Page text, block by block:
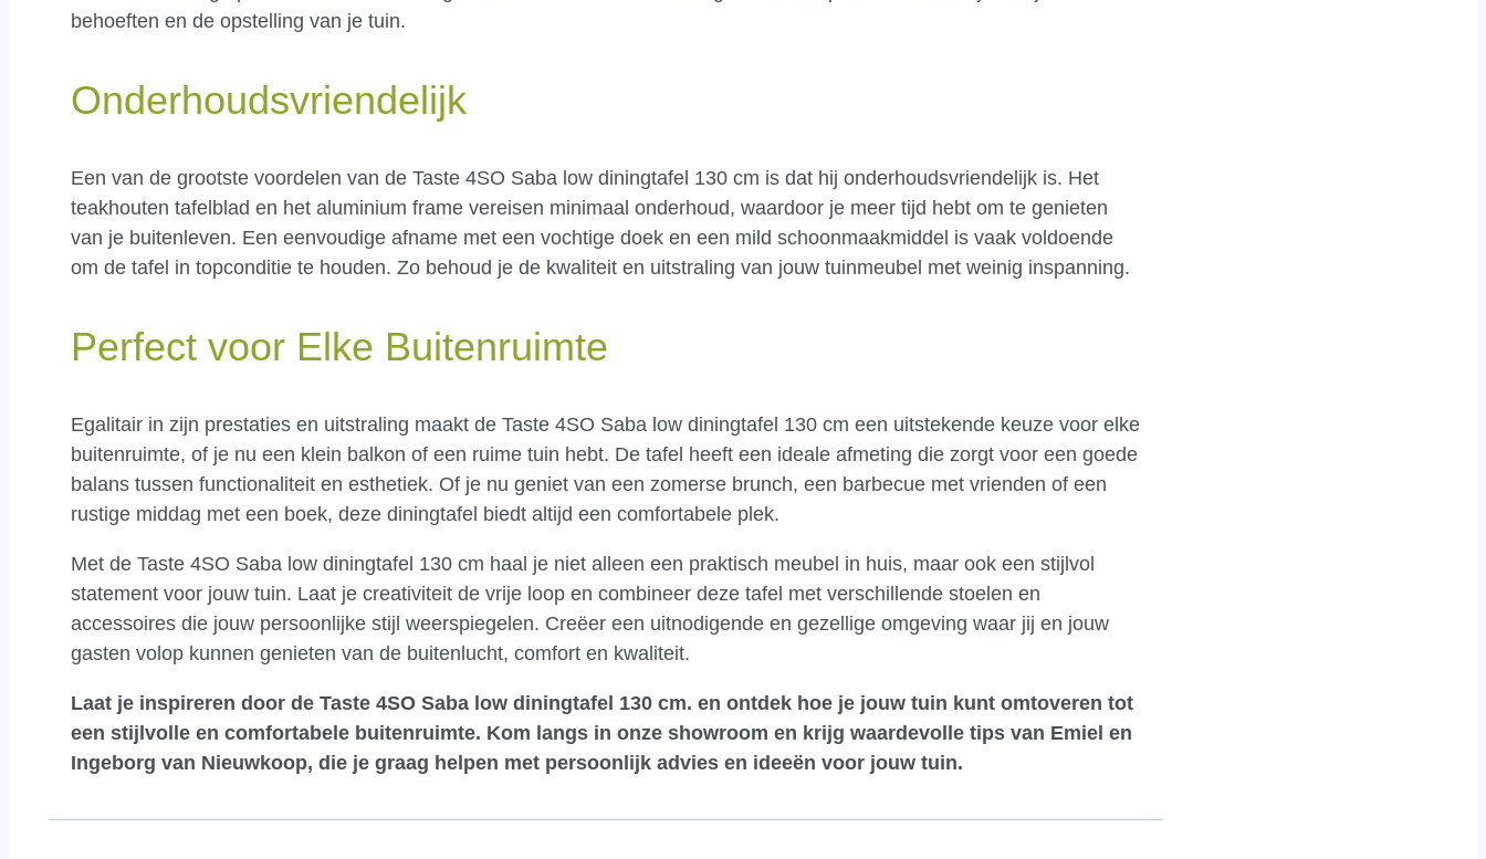
behoeften en de opstelling van je tuin.
Onderhoudsvriendelijk
Een van de grootste voordelen van de Taste 4SO Saba low diningtafel 130 cm is dat hij onderhoudsvriendelijk is. Het
teakhouten tafelblad en het aluminium frame vereisen minimaal onderhoud, waardoor je meer tijd hebt om te genieten
van je buitenleven. Een eenvoudige afname met een vochtige doek en een mild schoonmaakmiddel is vaak voldoende
om de tafel in topconditie te houden. Zo behoud je de kwaliteit en uitstraling van jouw tuinmeubel met weinig inspanning.
Perfect voor Elke Buitenruimte
Egalitair in zijn prestaties en uitstraling maakt de Taste 4SO Saba low diningtafel 130 cm een uitstekende keuze voor elke
buitenruimte, of je nu een klein balkon of een ruime tuin hebt. De tafel heeft een ideale afmeting die zorgt voor een goede
balans tussen functionaliteit en esthetiek. Of je nu geniet van een zomerse brunch, een barbecue met vrienden of een
rustige middag met een boek, deze diningtafel biedt altijd een comfortabele plek.
Met de Taste 4SO Saba low diningtafel 130 cm haal je niet alleen een praktisch meubel in huis, maar ook een stijlvol
statement voor jouw tuin. Laat je creativiteit de vrije loop en combineer deze tafel met verschillende stoelen en
accessoires die jouw persoonlijke stijl weerspiegelen. Creëer een uitnodigende en gezellige omgeving waar jij en jouw
gasten volop kunnen genieten van de buitenlucht, comfort en kwaliteit.
Laat je inspireren door de Taste 4SO Saba low diningtafel 130 cm. en ontdek hoe je jouw tuin kunt omtoveren tot
een stijlvolle en comfortabele buitenruimte. Kom langs in onze showroom en krijg waardevolle tips van Emiel en
Ingeborg van Nieuwkoop, die je graag helpen met persoonlijk advies en ideeën voor jouw tuin.